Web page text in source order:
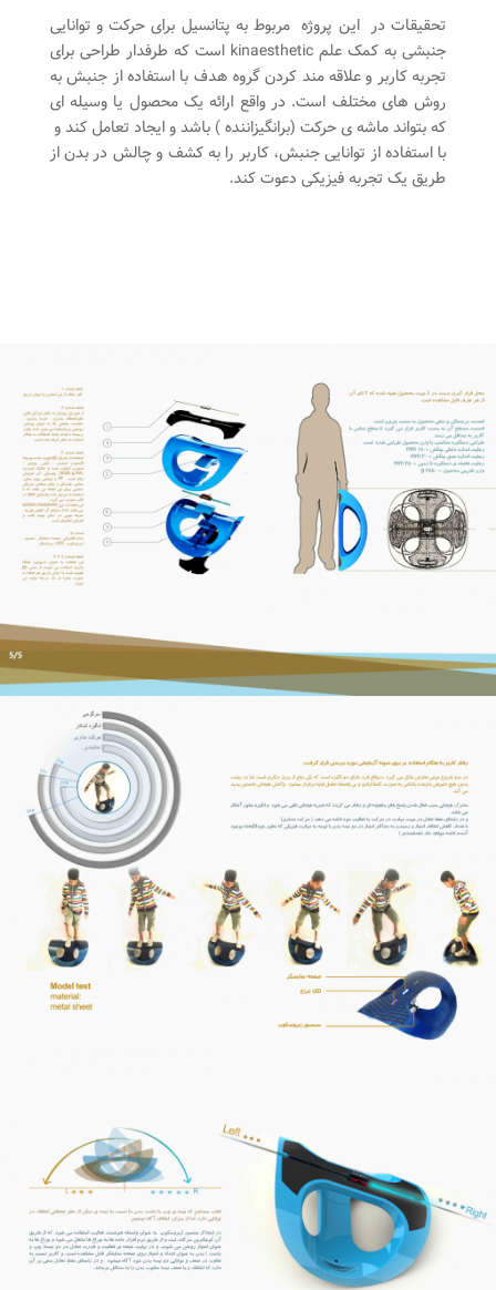
تحقیقات در این پروژه مربوط به پتانسیل برای حرکت و توانایی
جنبشی به کمک علم kinaesthetic است که طرفدار طراحی برای
تجربه کاربر و علاقه مند کردن گروه هدف با استفاده از جنبش به
روش های مختلف است. در واقع ارائه یک محصول یا وسیله ای
که بتواند ماشه ی حرکت (‌برانگیزاننده ) باشد و ایجاد تعامل کند و
با استفاده از توانایی جنبش، کاربر را به کشف و چالش در بدن از
طریق یک تجربه فیزیکی دعوت کند.